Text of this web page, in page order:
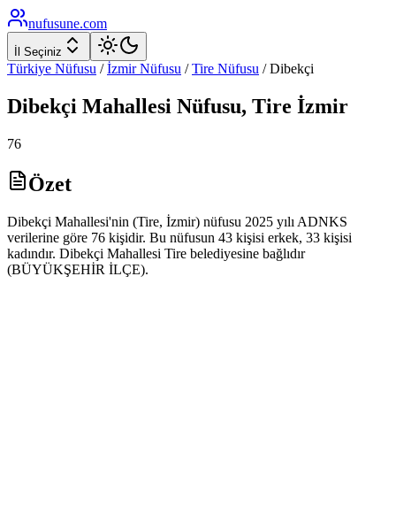
nufusune.com
İl Seçiniz
Türkiye Nüfusu / İzmirNüfusu / Tire Nüfusu /Dibekçi
Dibekçi Mahallesi Nüfusu, Tire İzmir
76
Özet
Dibekçi Mahallesi'nin (Tire, İzmir) nüfusu 2025 yılı ADNKS
verilerine göre 76 kişidir. Bu nüfusun 43 kişisi erkek, 33 kişisi
kadındır. Dibekçi Mahallesi Tire belediyesine bağlıdır
(BÜYÜKŞEHİR İLÇE).